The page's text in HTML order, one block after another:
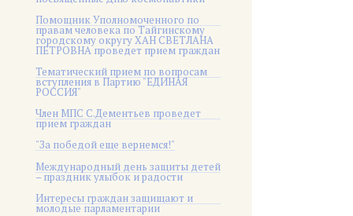
Помощник Уполномоченного по
правам человека по Тайгинскому
городскому округу ХАН СВЕТЛАНА
ПЕТРОВНА проведет прием граждан
Тематический прием по вопросам
вступления в Партию "ЕДИНАЯ
РОССИЯ"
Член МПС С.Дементьев проведет
прием граждан
"За победой еще вернемся!"
Международный день защиты детей
– праздник улыбок и радости
Интересы граждан защищают и
молодые парламентарии